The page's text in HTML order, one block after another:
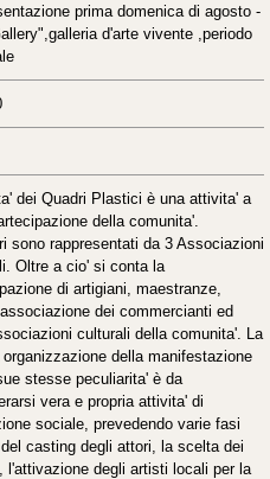
prima domenica di agosto -
d'arte vivente ,periodo
dei Quadri Plastici è una attivita' a
della comunita'.
sono rappresentati da 3 Associazioni
Oltre a cio' si conta la
di artigiani, maestranze,
dei commercianti ed
culturali della comunita'. La
della manifestazione
stesse peculiarita' è da
vera e propria attivita' di
sociale, prevedendo varie fasi
casting degli attori, la scelta dei
l'attivazione degli artisti locali per la